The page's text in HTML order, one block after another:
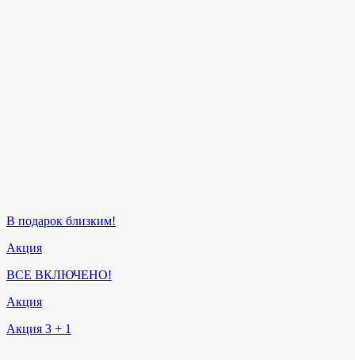
В подарок близким!
Акция
ВСЕ ВКЛЮЧЕНО!
Акция
Акция 3 + 1